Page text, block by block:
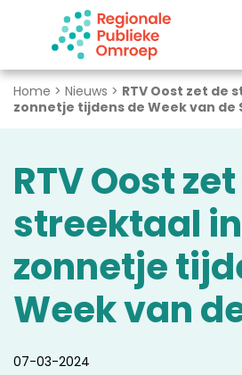
Naar hoofdinhoud
Home > Nieuws > RTV Oost zet de
zonnetje tijdens de Week van de
RTV Oost
streektaal
zonnetje
Week van
07-03-2024